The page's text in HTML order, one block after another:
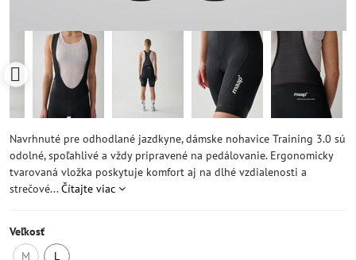
Navrhnuté pre odhodlané jazdkyne, dámske nohavice Training 3.0 sú
odolné, spoľahlivé a vždy pripravené na pedálovanie. Ergonomicky
tvarovaná vložka poskytuje komfort aj na dlhé vzdialenosti a
strečové...Čítajte viac
Veľkosť
M
L